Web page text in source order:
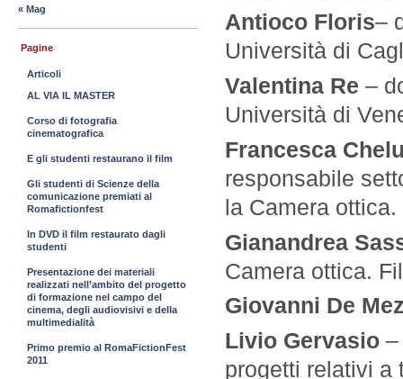
Antioco Floris–
Università di
Valentina Re –
Università di
Francesca
responsabile
la Camera
Gianandrea
Camera ottica.
Giovanni De
Livio Gervasio
progetti relativi a
« Mag
Pagine
Articoli
AL VIA IL MASTER
Corso di fotografia
cinematografica
E gli studenti restaurano il film
Gli studenti di Scienze della
comunicazione premiati al
Romafictionfest
In DVD il film restaurato dagli
studenti
Presentazione dei materiali
realizzati nell’ambito del progetto
di formazione nel campo del
cinema, degli audiovisivi e della
multimedialità
Primo premio al RomaFictionFest
2011